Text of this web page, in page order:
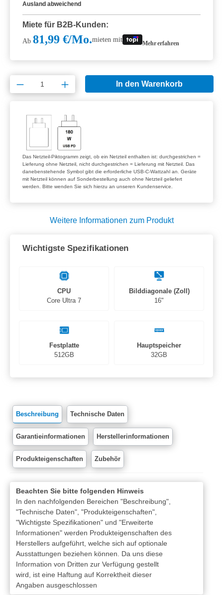
Ausland abweichend
Miete für B2B-Kunden:
Ab 81,99 €/Mo.mieten mit Mehr erfahren
Produkt Anzahl: Gib den gewünschten
In den Warenkorb
Das Netzteil-Piktogramm zeigt, ob ein Netzteil enthalten ist: durchgestrichen =
Lieferung ohne Netzteil, nicht durchgestrichen = Lieferung mit Netzteil. Das
danebenstehende Symbol gibt die erforderliche USB-C-Wattzahl an. Geräte
mit Netzteil können auf Sonderbestellung auch ohne Netzteil geliefert
werden. Bitte wenden Sie sich hierzu an unseren Kundenservice.
Weitere Informationen zum Produkt
Wichtigste Spezifikationen
CPU
Core Ultra 7
Bilddiagonale (Zoll)
16"
Festplatte
512GB
Hauptspeicher
32GB
Beschreibung Technische Daten
Garantieinformationen Herstellerinformationen
Produkteigenschaften Zubehör
Beachten Sie bitte folgenden Hinweis
In den nachfolgenden Bereichen "Beschreibung",
"Technische Daten", "Produkteigenschaften",
"Wichtigste Spezifikationen" und "Erweiterte
Informationen" werden Produkteigenschaften des
Herstellers aufgeführt, welche sich auf optionale
Ausstattungen beziehen können. Da uns diese
Information von Dritten zur Verfügung gestellt
wird, ist eine Haftung auf Korrektheit dieser
Angaben ausgeschlossen